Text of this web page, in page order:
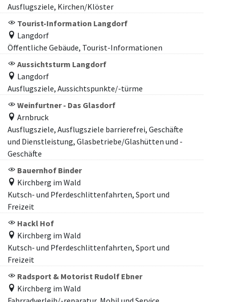
Ausflugsziele, Kirchen/Klöster
Tourist-Information Langdorf
Langdorf
Öffentliche Gebäude, Tourist-Informationen
Aussichtsturm Langdorf
Langdorf
Ausflugsziele, Aussichtspunkte/-türme
Weinfurtner - Das Glasdorf
Arnbruck
Ausflugsziele, Ausflugsziele barrierefrei, Geschäfte
und Dienstleistung, Glasbetriebe/Glashütten und -
Geschäfte
Bauernhof Binder
Kirchberg im Wald
Kutsch- und Pferdeschlittenfahrten, Sport und
Freizeit
Hackl Hof
Kirchberg im Wald
Kutsch- und Pferdeschlittenfahrten, Sport und
Freizeit
Radsport & Motorist Rudolf Ebner
Kirchberg im Wald